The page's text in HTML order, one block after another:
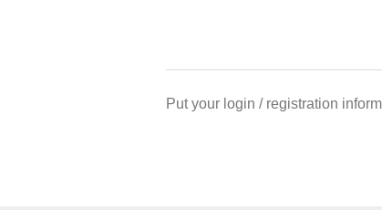
Put your login / registration